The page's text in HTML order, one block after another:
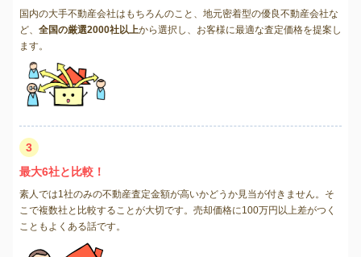
国内の大手不動産会社はもちろんのこと、地元密着型の優良不動産会社な
ど、 全国の厳選2000社以上から選択し、お客様に最適な査定価格を提案し
ます。
3
最大6社と比較！
素人では1社のみの不動産査定金額が高いかどうか見当が付きません。そ
こで複数社と比較することが大切です。売却価格に100万円以上差がつく
こともよくある話です。